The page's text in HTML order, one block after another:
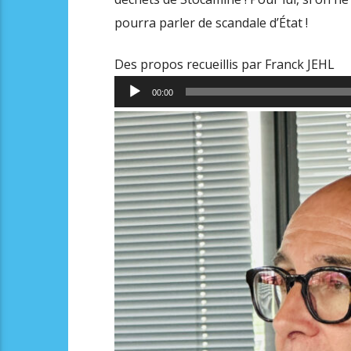
pourra parler de scandale d’État !
Des propos recueillis par Franck JEHL
Lecteur
audio
00:00